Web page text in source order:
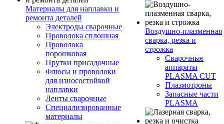
Материалы для наплавки и
ремонта деталей
Электроды сварочные
Проволока сплошная
Проволока
порошковая
Прутки присадочные
Флюсы и проволоки
для износостойкой
наплавки
Ленты сварочные
Специализированные
материалы
Воздушно-плазменная
сварка, резка и
строжка
Сварочные
аппараты
PLASMA CUT
Плазмотроны
Запасные части
PLASMA